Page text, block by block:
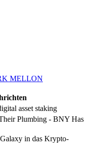
MELLON
asset staking
Plumbing - BNY Has
in das Krypto-